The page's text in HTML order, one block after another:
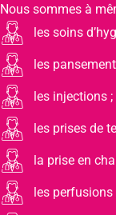
Nous sommes à
les soins
les
les injections ;
les prises de
la prise en
les perfusions